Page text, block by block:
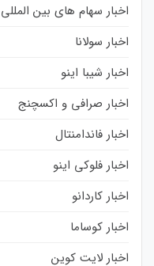
اخبار سهام های بین المللی
اخبار سولانا
اخبار شیبا اینو
اخبار صرافی و اکسچنج
اخبار فاندامنتال
اخبار فلوکی اینو
اخبار کاردانو
اخبار کوساما
اخبار لایت کوین